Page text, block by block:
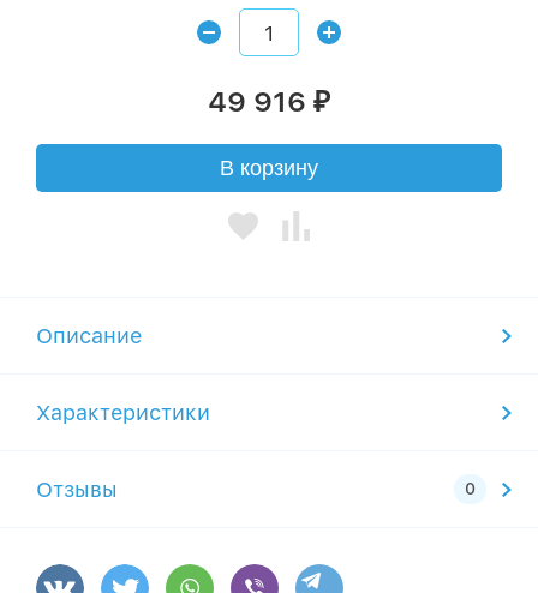
49 916 ₽
В корзину
Описание
Характеристики
Отзывы